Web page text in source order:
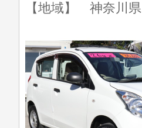
【地域】 神奈川県